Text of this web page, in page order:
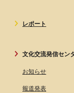
レポート
文化交流発信セン
お知らせ
報道発表